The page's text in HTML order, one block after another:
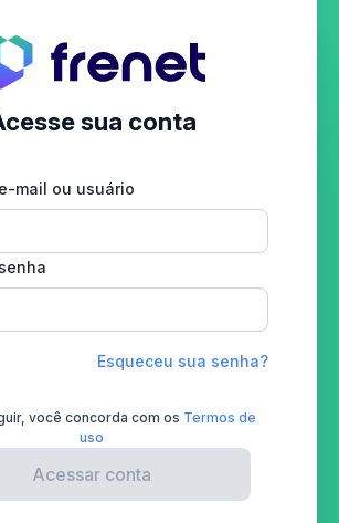
sua conta
mail ou usuário
Esqueceu sua senha?
você concorda com os Termos de
uso
Acessar conta